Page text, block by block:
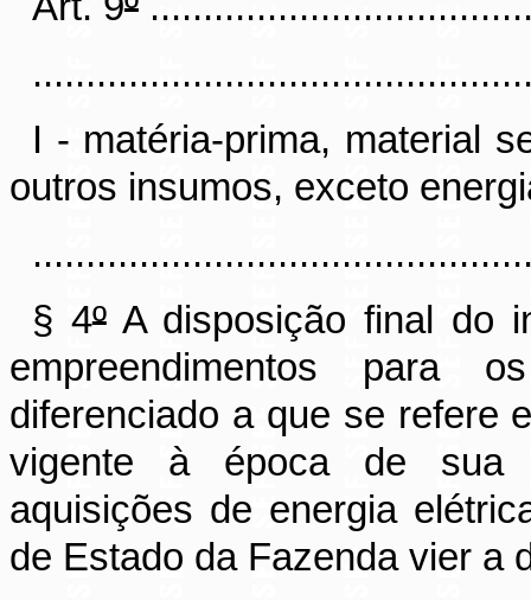
I - matéria-prima, material
outros insumos, exceto
§ 4ºA disposição final do
empreendimentos para
diferenciado a que se refere
vigente à época de sua
aquisições de energia
de Estado da Fazenda vier a